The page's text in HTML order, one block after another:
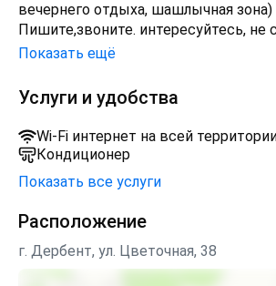
вечepнего отдыxa, шaшлычная зонa)
Пишите,звоните. интересуйтесь, не
сдаётся от 3х суток и более! Берег
Бронируйте заранее уважаемые
расскажем и покажем объясним и
сопроводим ваш отдых на время
нашем самом древнем городе
Показать ещё
Услуги и удобства
Wi-Fi интернет на всей
Кондиционер
Показать все услуги
Расположение
г. Дербент, ул. Цветочная, 38